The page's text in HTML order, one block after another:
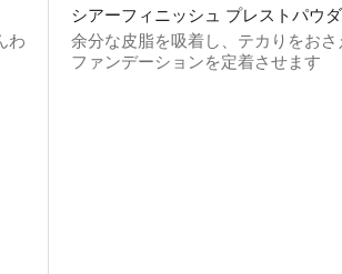
わ
シアーフィニッシュ プレストパウ
余分な皮脂を吸着し、テカりをおさ
ファンデーションを定着させます